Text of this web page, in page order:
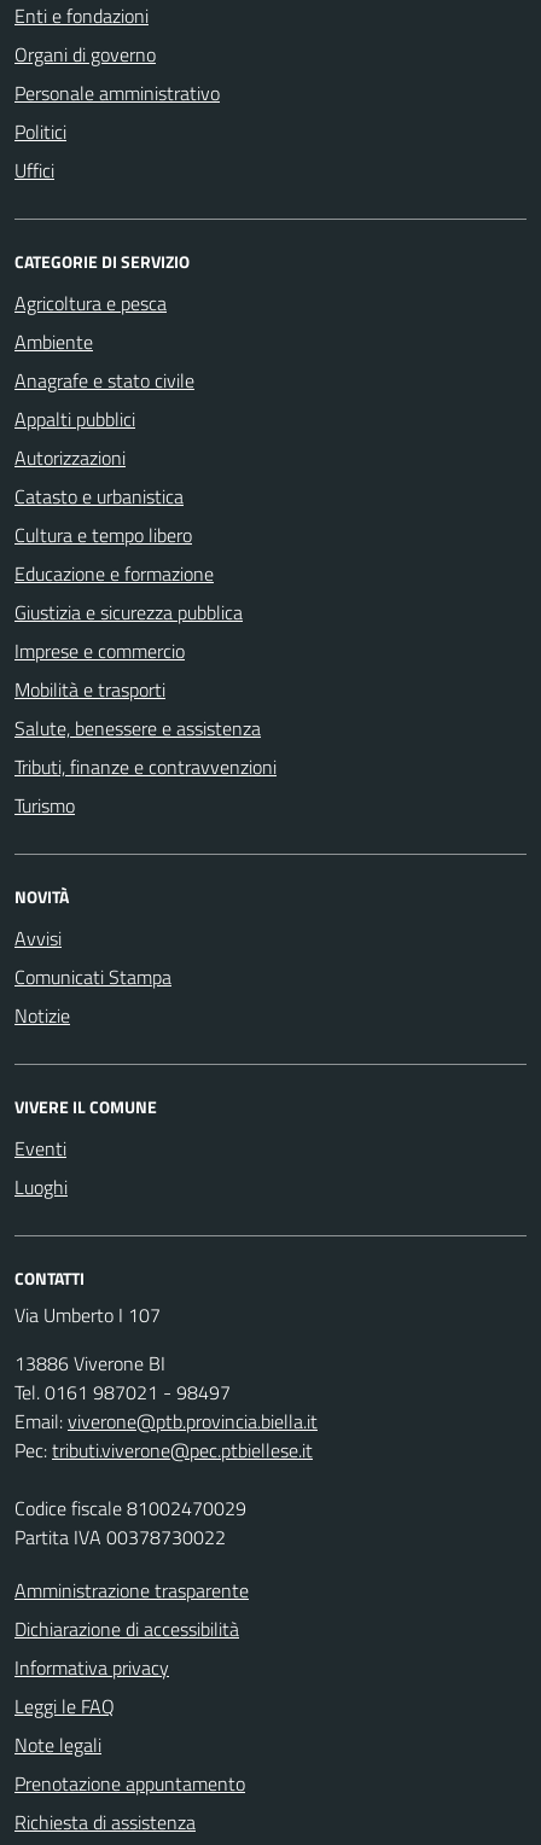
Enti e fondazioni
Organi di governo
Personale amministrativo
Politici
Uffici
CATEGORIE DI SERVIZIO
Agricoltura e pesca
Ambiente
Anagrafe e stato civile
Appalti pubblici
Autorizzazioni
Catasto e urbanistica
Cultura e tempo libero
Educazione e formazione
Giustizia e sicurezza pubblica
Imprese e commercio
Mobilità e trasporti
Salute, benessere e assistenza
Tributi, finanze e contravvenzioni
Turismo
NOVITÀ
Avvisi
Comunicati Stampa
Notizie
VIVERE IL COMUNE
Eventi
Luoghi
CONTATTI
Via Umberto I 107
13886 Viverone BI
Tel. 0161 987021 - 98497
Email:viverone@ptb.provincia.biella.it
Pec:tributi.viverone@pec.ptbiellese.it
Codice fiscale 81002470029
Partita IVA 00378730022
Amministrazione trasparente
Dichiarazione di accessibilità
Informativa privacy
Leggi le FAQ
Note legali
Prenotazione appuntamento
Richiesta di assistenza